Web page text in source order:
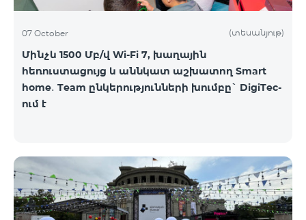
07 October (տեսանյութ)
Մինչև 1500 Մբ/վ Wi-Fi 7, խաղային
հեռուստացույց և աննկատ աշխատող Smart
home․ Team ընկերությունների խումբը` DigiTec-
ում է